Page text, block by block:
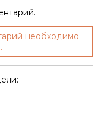
необходимо